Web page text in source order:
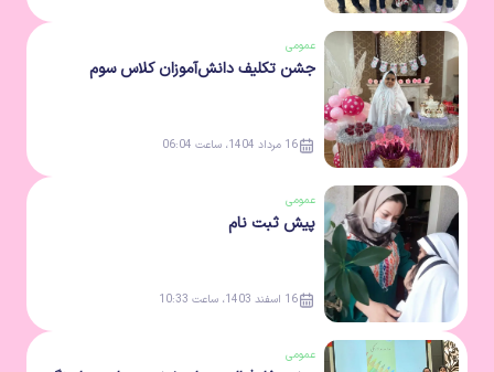
عمومی
جشن تکلیف دانش‌آموزان کلاس سوم
16 مرداد 1404، ساعت 06:04
عمومی
پیش ثبت نام
16 اسفند 1403، ساعت 10:33
عمومی